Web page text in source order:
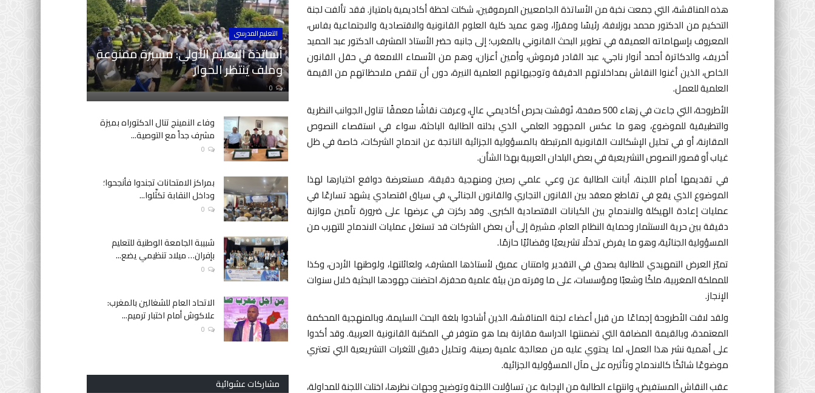
هذه المناقشة، التي جمعت نخبة من الأساتذة الجامعيين المرموقين، شكلت لحظة أكاديمية بامتياز. فقد تألفت لجنة
التحكيم من الدكتور محمد بوزلافة، رئيسًا ومقررًا، وهو عميد كلية العلوم القانونية والاقتصادية والاجتماعية بفاس،
المعروف بإسهاماته العميقة في تطوير البحث القانوني بالمغرب؛ إلى جانبه حضر الأستاذ المشرف الدكتور عبد الحميد
أخريف، والدكاترة أحمد أنوار ناجي، عبد القادر قرموش، وأمين أعزان، وهم من الأسماء اللامعة في حقل القانون
الخاص، الذين أغنوا النقاش بمداخلاتهم الدقيقة وتوجيهاتهم العلمية النيرة، دون أن تنقص ملاحظاتهم من القيمة
العلمية للعمل.
الأطروحة، التي جاءت في زهاء 500 صفحة، نُوقشت بحرص أكاديمي عالٍ، وعرفت نقاشًا معمقًا تناول الجوانب النظرية
والتطبيقية للموضوع، وهو ما عكس المجهود العلمي الذي بذلته الطالبة الباحثة، سواء في استقصاء النصوص
المقارنة، أو في تحليل الإشكالات القانونية المرتبطة بالمسؤولية الجزائية الناتجة عن اندماج الشركات، خاصة في ظل
غياب أو قصور النصوص التشريعية في بعض البلدان العربية بهذا الشأن.
في تقديمها أمام اللجنة، أبانت الطالبة عن وعي علمي رصين ومنهجية دقيقة، مستعرضة دوافع اختيارها لهذا
الموضوع الذي يقع في تقاطع معقد بين القانون التجاري والقانون الجنائي، في سياق اقتصادي يشهد تسارعًا في
عمليات إعادة الهيكلة والاندماج بين الكيانات الاقتصادية الكبرى. وقد ركزت في عرضها على ضرورة تأمين موازنة
دقيقة بين حرية الاستثمار وحماية النظام العام، مشيرة إلى أن بعض الشركات قد تستغل عمليات الاندماج للتهرب من
المسؤولية الجنائية، وهو ما يفرض تدخلًا تشريعيًا وقضائيًا حازمًا.
تميّز العرض التمهيدي للطالبة بصدق في التقدير وامتنان عميق لأستاذها المشرف، ولعائلتها، ولوطنها الأردن، وكذا
للمملكة المغربية، ملكًا وشعبًا ومؤسسات، على ما وفرته من بيئة علمية محفزة، احتضنت جهودها البحثية خلال سنوات
الإنجاز.
ولقد لاقت الأطروحة إجماعًا من قبل أعضاء لجنة المناقشة، الذين أشادوا بلغة البحث السليمة، وبالمنهجية المحكمة
المعتمدة، وبالقيمة المضافة التي تضمنتها الدراسة مقارنة بما هو متوفر في المكتبة القانونية العربية. وقد أكدوا
على أهمية نشر هذا العمل، لما يحتوي عليه من معالجة علمية رصينة، وتحليل دقيق للثغرات التشريعية التي تعتري
موضوعًا شائكًا كالاندماج وتأثيره على مآل المسؤولية الجزائية.
عقب النقاش المستفيض، وانتهاء الطالبة من الإجابة عن تساؤلات اللجنة وتوضيح وجهات نظرها، اختلت اللجنة للمداولة،
التعليم المدرسي
أساتذة التعليم الأولي: مسيرة ممنوعة
وملف ينتظر الحوار
0
وفاء النمينج تنال الدكتوراه بميزة
مشرف جداً مع التوصية...
0
بمراكز الامتحانات تجندوا فأنجحوا؛
وداخل النقابة تكثّلوا...
0
شبيبة الجامعة الوطنية للتعليم
بإفران… ميلاد تنظيمي يضع...
0
الاتحاد العام للشغالين بالمغرب:
علاكوش أمام اختبار ترميم...
0
مشاركات عشوائية